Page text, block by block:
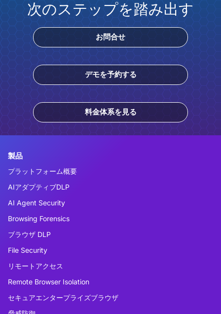
次のステップを踏み出す
お問合せ
デモを予約する
料金体系を見る
製品
プラットフォーム概要
AIアダプティブDLP
AI Agent Security
Browsing Forensics
ブラウザ DLP
File Security
リモートアクセス
Remote Browser Isolation
セキュアエンタープライズブラウザ